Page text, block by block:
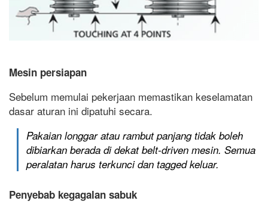
Mesin persiapan
Sebelum memulai pekerjaan memastikan keselamatan
dasar aturan ini dipatuhi secara.
Pakaian longgar atau rambut panjang tidak boleh
dibiarkan berada di dekat belt-driven mesin. Semua
peralatan harus terkunci dan tagged keluar.
Penyebab kegagalan sabuk